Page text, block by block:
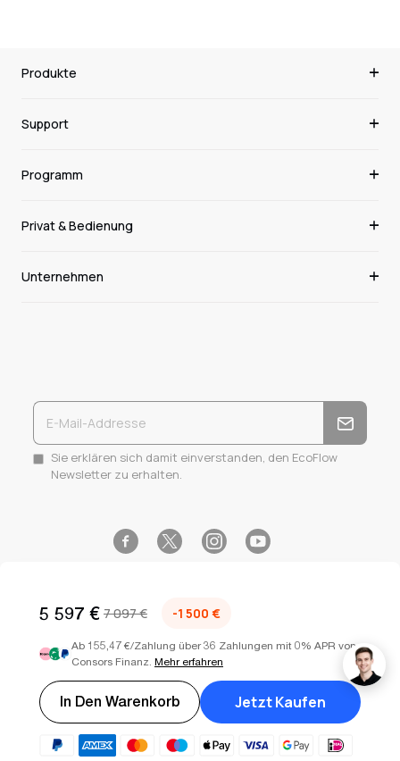
5 597 € 7 097 € -1 500 €
Ab 155,47 €/Zahlung über 36 Zahlungen mit 0% APR von
Consors Finanz. Mehr erfahren
In Den Warenkorb Jetzt Kaufen
Produkte
Support
Programm
Privat & Bedienung
Unternehmen
Sie erklären sich damit einverstanden, den EcoFlow
Newsletter zu erhalten.
Copyright © 2026EcoFlow DE . Alle Rechte vorbehalten.
Nutzungsbedingungen
Datenschutzerklärung
Sitemap
Cookie-Einstellungen
Select your country or region